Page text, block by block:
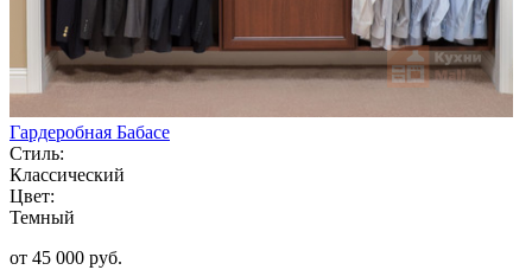
Гардеробная Бабасе
Стиль:
Классический
Цвет:
Темный
от 45 000 руб.